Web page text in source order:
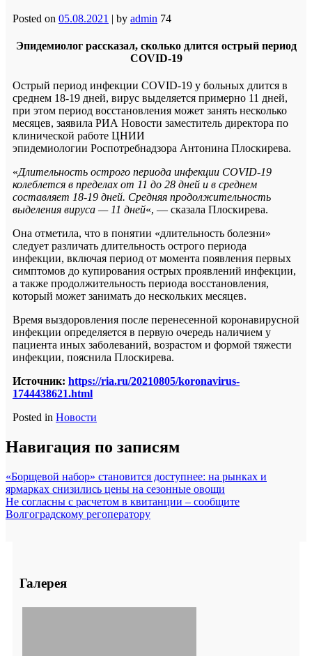
Posted on 05.08.2021 | by admin 74
Эпидемиолог рассказал, сколько длится острый период
COVID-19
Острый период инфекции COVID-19 у больных длится в
среднем 18-19 дней, вирус выделяется примерно 11 дней,
при этом период восстановления может занять несколько
месяцев, заявила РИА Новости заместитель директора по
клинической работе ЦНИИ
эпидемиологии Роспотребнадзора Антонина Плоскирева.
«Длительность острого периода инфекции COVID-19
колеблется в пределах от 11 до 28 дней и в среднем
составляет 18-19 дней. Средняя продолжительность
выделения вируса — 11 дней«, — сказала Плоскирева.
Она отметила, что в понятии «длительность болезни»
следует различать длительность острого периода
инфекции, включая период от момента появления первых
симптомов до купирования острых проявлений инфекции,
а также продолжительность периода восстановления,
который может занимать до нескольких месяцев.
Время выздоровления после перенесенной коронавирусной
инфекции определяется в первую очередь наличием у
пациента иных заболеваний, возрастом и формой тяжести
инфекции, пояснила Плоскирева.
Источник: https://ria.ru/20210805/koronavirus-
1744438621.html
Posted in Новости
Навигация по записям
«Борщевой набор» становится доступнее: на рынках и
ярмарках снизились цены на сезонные овощи
Не согласны с расчетом в квитанции – сообщите
Волгоградскому регоператору
Галерея